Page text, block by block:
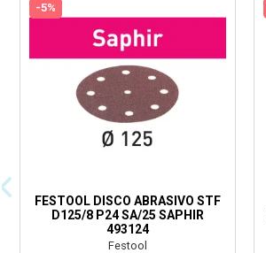
-5%
FESTOOL DISCO ABRASIVO STF
D125/8 P24 SA/25 SAPHIR
493124
Festool